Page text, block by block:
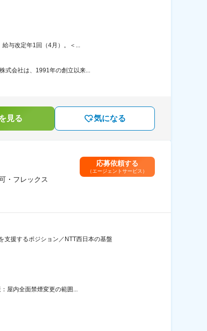
与改定年1回（4月）。＜...
会社は、1991年の創立以来...
見る 気になる
・フレックス
応募依頼する
（エージェントサービス）
支援するポジション／NTT西日本の基盤
屋内全面禁煙変更の範囲...